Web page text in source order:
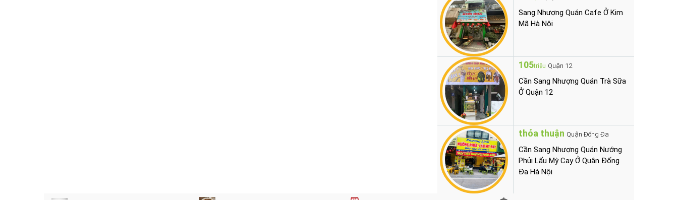
Sang Nhượng Quán Cafe Ở Kim
Mã Hà Nội
105triệu Quận 12
Cần Sang Nhượng Quán Trà Sữa
Ở Quận 12
thỏa thuận Quận Đống Đa
Cần Sang Nhượng Quán Nướng
Phủi Lẩu Mỳ Cay Ở Quận Đống
Đa Hà Nội